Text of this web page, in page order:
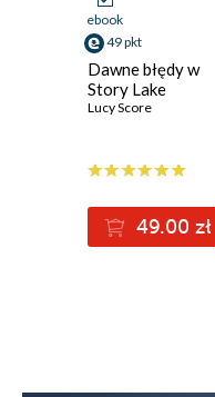
ebook
49 pkt
Dawne błędy w
Story Lake
Lucy Score
49.00 zł